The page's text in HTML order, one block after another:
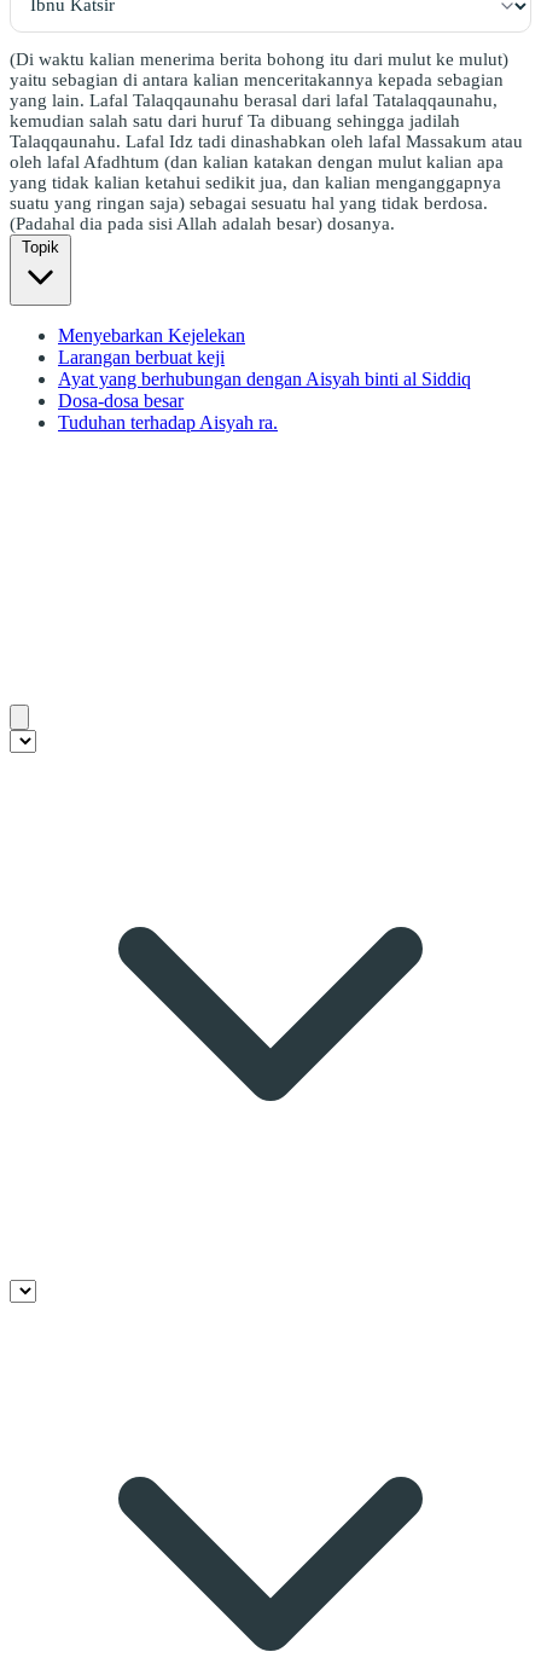
(Di waktu kalian menerima berita bohong itu dari mulut ke mulut)
yaitu sebagian di antara kalian menceritakannya kepada sebagian
yang lain. Lafal Talaqqaunahu berasal dari lafal Tatalaqqaunahu,
kemudian salah satu dari huruf Ta dibuang sehingga jadilah
Talaqqaunahu. Lafal Idz tadi dinashabkan oleh lafal Massakum atau
oleh lafal Afadhtum (dan kalian katakan dengan mulut kalian apa
yang tidak kalian ketahui sedikit jua, dan kalian menganggapnya
suatu yang ringan saja) sebagai sesuatu hal yang tidak berdosa.
(Padahal dia pada sisi Allah adalah besar) dosanya.
Topik
Menyebarkan Kejelekan
Larangan berbuat keji
Ayat yang berhubungan dengan Aisyah binti al Siddiq
Dosa-dosa besar
Tuduhan terhadap Aisyah ra.